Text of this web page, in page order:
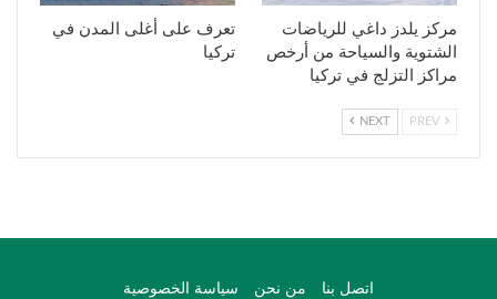
مركز يلدز داغي للرياضات
الشتوية والسياحة من أرخص
مراكز التزلج في تركيا
تعرف على أغلى المدن في
تركيا
NEXT
اتصل بنا من نحن سياسة الخصوصية